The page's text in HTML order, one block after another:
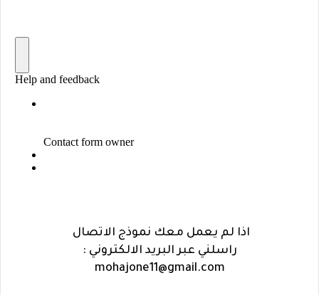
اذا لم يعمل معك نموذج الاتصال
راسلني عبر البريد الالكتروني :
mohajone11@gmail.com